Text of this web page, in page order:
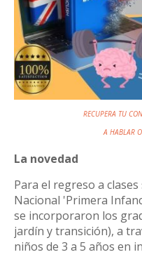
RECUPERA TU
A HABLAR
La novedad
Para el regreso a
Nacional 'Primera
se incorporaron los
jardín y transición), a
niños de 3 a 5 años en